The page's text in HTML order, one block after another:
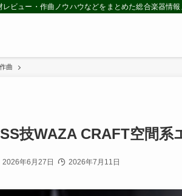
ビュー・作曲ノウハウなどをまとめた総合楽器情報
曲
技WAZA CRAFT空間系
2026年6月27日 2026年7月11日